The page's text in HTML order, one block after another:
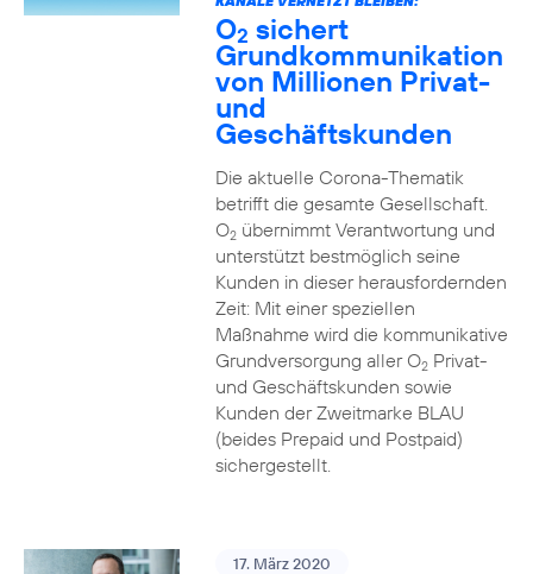
O2 sichert
Grundkommunikation
von Millionen Privat-
und
Geschäftskunden
Die aktuelle Corona-Thematik
betrifft die gesamte Gesellschaft.
O2übernimmt Verantwortung und
unterstützt bestmöglich seine
Kunden in dieser herausfordernden
Zeit: Mit einer speziellen
Maßnahme wird die kommunikative
Grundversorgung aller O2Privat-
und Geschäftskunden sowie
Kunden der Zweitmarke BLAU
(beides Prepaid und Postpaid)
sichergestellt.
17. März 2020